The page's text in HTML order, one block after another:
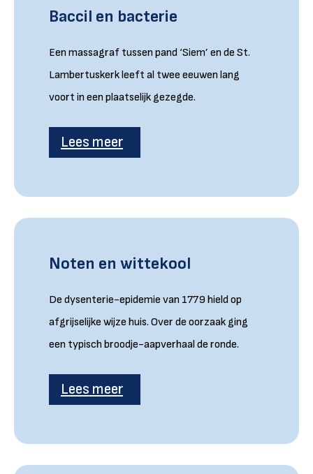
Baccil en bacterie
Een massagraf tussen pand ‘Siem’ en de St.
Lambertuskerk leeft al twee eeuwen lang
voort in een plaatselijk gezegde.
Lees meer
Noten en wittekool
De dysenterie-epidemie van 1779 hield op
afgrijselijke wijze huis. Over de oorzaak ging
een typisch broodje-aapverhaal de ronde.
Lees meer